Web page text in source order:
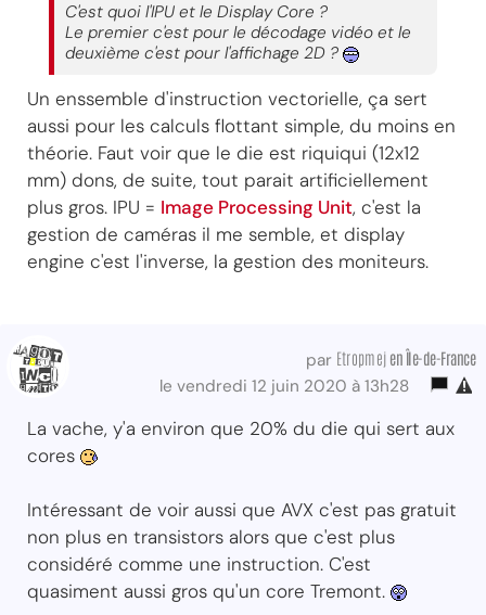
C'est quoi l'IPU et le Display Core ?
Le premier c'est pour le décodage vidéo et le
deuxième c'est pour l'affichage 2D ?
Un enssemble d'instruction vectorielle, ça sert
aussi pour les calculs flottant simple, du moins en
théorie. Faut voir que le die est riquiqui (12x12
mm) dons, de suite, tout parait artificiellement
plus gros. IPU = Image Processing Unit, c'est la
gestion de caméras il me semble, et display
engine c'est l'inverse, la gestion des moniteurs.
par Etropmej en Île-de-France
le vendredi 12 juin 2020 à 13h28
La vache, y'a environ que 20% du die qui sert aux
cores
Intéressant de voir aussi que AVX c'est pas gratuit
non plus en transistors alors que c'est plus
considéré comme une instruction. C'est
quasiment aussi gros qu'un core Tremont.